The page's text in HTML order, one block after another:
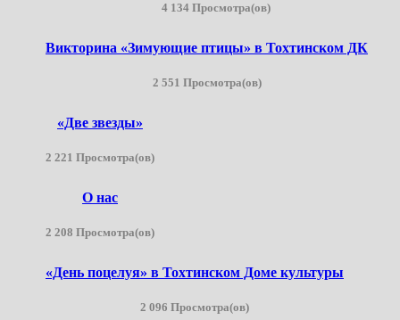
4 134 Просмотра(ов)
Викторина «Зимующие птицы» в Тохтинском ДК
2 551 Просмотра(ов)
«Две звезды»
2 221 Просмотра(ов)
О нас
2 208 Просмотра(ов)
«День поцелуя» в Тохтинском Доме культуры
2 096 Просмотра(ов)